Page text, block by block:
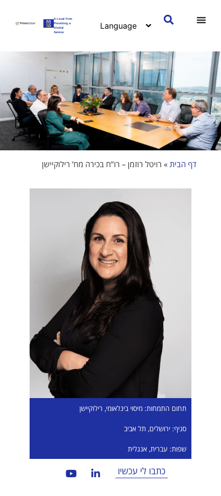
A Local Firm
Providing a
Global
Service
דף הבית » רויטל רוזמן – רו”ח בכירה מח’ רילוקיישן
תחום התמחות: מיסוי בינלאומי, רילוקיישן
סניף: ירושלים, תל אביב
שפות: עברית, אנגלית
כתבו לי עכשיו